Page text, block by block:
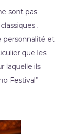
sont pas
.
personnalité et
que les
laquelle ils
Festival”